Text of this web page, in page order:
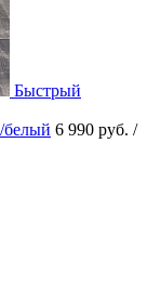
Быстрый
белый 6 990 руб. /